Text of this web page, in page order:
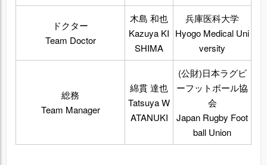
ドクター
Team Doctor
木島 和也
Kazuya KI
SHIMA
兵庫医科大学
Hyogo Medical Uni
versity
総務
Team Manager
綿貫 達也
Tatsuya W
ATANUKI
(公財)日本ラグビ
ーフットボール協
会
Japan Rugby Foot
ball Union